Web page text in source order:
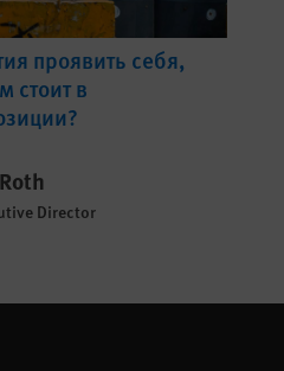
проявить себя,
стоит в
Director